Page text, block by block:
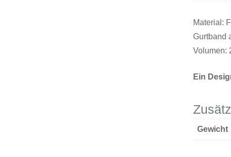
Material:
Gurtband
Volumen:
Ein
Gewicht